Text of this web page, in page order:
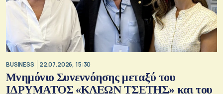
BUSINESS 22.07.2026, 15:30
Μνημόνιο Συνεννόησης μεταξύ του
ΙΔΡΥΜΑΤΟΣ «ΚΛΕΩΝ ΤΣΕΤΗΣ» και του